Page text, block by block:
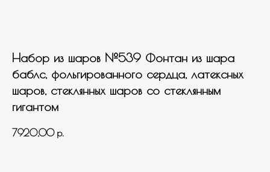
Набор из шаров №539 Фонтан из шара
баблс, фольгированного сердца, латексных
шаров, стеклянных шаров со стеклянным
гигантом
7920,00 р.